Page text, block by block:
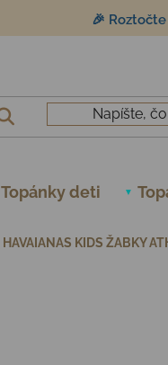
🎉
Topánky deti
HAVAIANAS KIDS ŽABKY